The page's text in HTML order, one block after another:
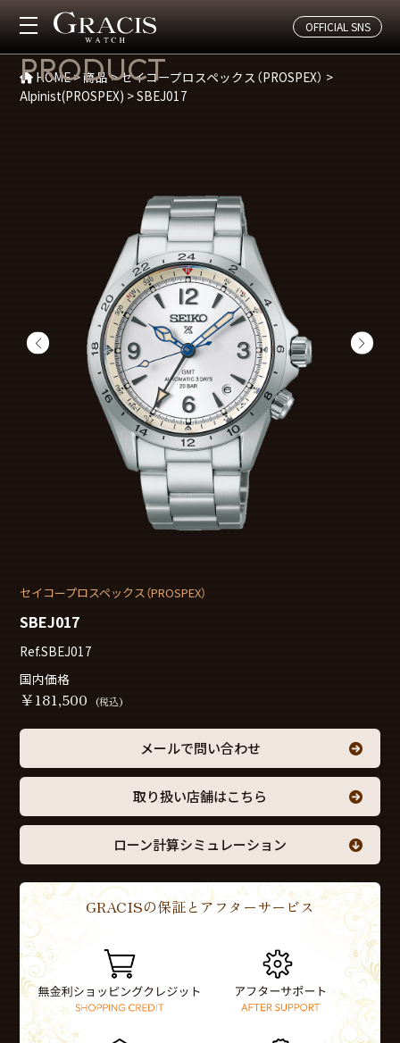
OFFICIAL SNS
商品紹介
PRODUCT
HOME>商品>セイコープロスペックス（PROSPEX） >
Alpinist(PROSPEX) >SBEJ017
セイコープロスペックス（PROSPEX）
SBEJ017
Ref.SBEJ017
国内価格
￥181,500 (税込)
メールで問い合わせ
取り扱い店舗はこちら
ローン計算シミュレーション
GRACISの保証とアフターサービス